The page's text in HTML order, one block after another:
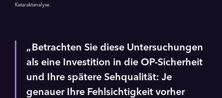
Kataraktanalyse.
Betrachten Sie diese Untersuchungen
als eine Investition in die OP-Sicherheit
und Ihre spätere Sehqualität: Je
genauer Ihre Fehlsichtigkeit vorher